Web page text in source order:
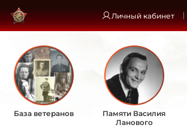
Личный кабинет
База ветеранов
Памяти Василия
Ланового